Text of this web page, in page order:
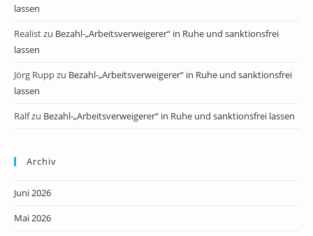
lassen
Realistzu Bezahl-„Arbeitsverweigerer“ in Ruhe und sanktionsfrei
lassen
Jörg Ruppzu Bezahl-„Arbeitsverweigerer“ in Ruhe und sanktionsfrei
lassen
Ralfzu Bezahl-„Arbeitsverweigerer“ in Ruhe und sanktionsfrei lassen
Archiv
Juni 2026
Mai 2026